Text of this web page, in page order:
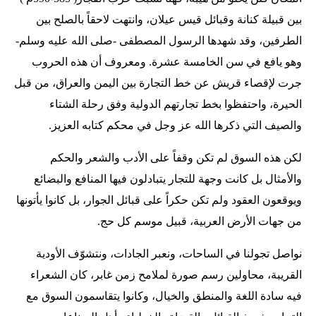
بين قبيلة كنانة وقبائل قيس عيلان، وانتهت لاحقاً بالصلح بين
الطرفين، وقد شهدها الرسول المصطفى -صلى الله عليه وسلم-
وهو يافع في سن الخامسة عشرة. ومعروف أن هذه الحروب
جرت لإقصاء قريش عن خط التجارة بين اليمن والعراق، من قبل
الحيرة، واحتفظوا بخط تجارتهم الدولية وفق رحلة الشتاء
والصيف التي ذكرها الله عز وجل في محكم كتابه العزيز.
لكن هذه السوق لم تكن وقفاً على الأدب والشعر والحكم
والأمثال بل كانت وجهة للتجار يتبادلون فيها المنافع والبضائع
ويوقعون العقود ولم تكن حكراً على قبائل الجوار، بل كانوا يأتونها
من جهات الأرض العربية، قبيل موسم كل حج.
نواصل تجولنا في الساحات، ونعبر الجادات، ونتشوّف الأودية
القريبة، محاولين رسم صورة لملامح زمن غابر، كان الشعراء
فيه سادة اللغة والمنطق والخيال، وكانوا يتقاسمون السوق مع